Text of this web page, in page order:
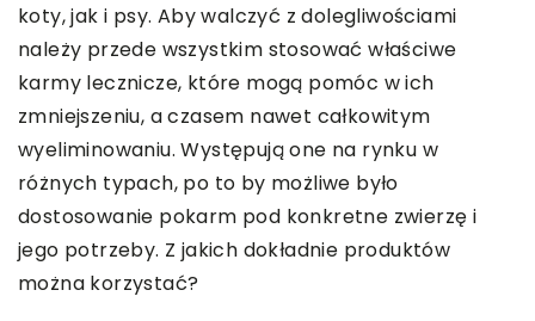
koty, jak i psy. Aby walczyć z dolegliwościami
należy przede wszystkim stosować właściwe
karmy lecznicze, które mogą pomóc w ich
zmniejszeniu, a czasem nawet całkowitym
wyeliminowaniu. Występują one na rynku w
różnych typach, po to by możliwe było
dostosowanie pokarm pod konkretne zwierzę i
jego potrzeby. Z jakich dokładnie produktów
można korzystać?